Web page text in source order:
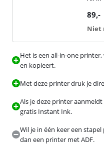
Het is een all-in-one
en kopieert.
Met deze printer druk je
Als je deze printer
gratis Instant Ink.
Wil je in één keer een
dan een printer met ADF.
89,-
Niet